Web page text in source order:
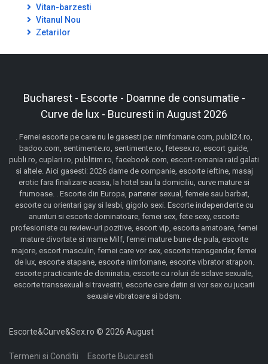
Vitan-barzesti
Vitanul Nou
Zetarilor
Bucharest - Escorte - Doamne de consumatie -
Curve de lux - Bucuresti in August 2026
. Femei escorte pe care nu le gasesti pe: nimfomane.com, publi24.ro,
badoo.com, sentimente.ro, sentimente.ro, fetesex.ro, escort guide,
publi.ro, cuplari.ro, publitim.ro, facebook.com, escort-romania raid galati
si altele. Aici gasesti: 2026 dame de companie, escorte ieftine, masaj
erotic fara finalizare acasa, la hotel sau la domiciliu, curve mature si
frumoase. . Escorte din Europa, partener sexual, femeie sau barbat,
escorte cu orientari gay si lesbi, gigolo sexi. Escorte independente cu
anunturi si escorte dominatoare, femei sex, fete sexy, escorte
profesioniste cu review-uri pozitive, escort vip, escorta amatoare, femei
mature divortate si mame Milf, femei mature bune de pula, escorte
majore, escort masculin, femei care vor sex, escorte transgender, femei
de lux, escorte stapane, escorte nimfomane, escorte vibrator strapon.
escorte practicante de dominatia, escorte cu roluri de sclave sexuale,
escorte transsexuali si travestiti, escorte care detin si vor sex cu jucarii
sexuale vibratoare si bdsm.
Escorte&Curve&Sex.ro © 2026 August
Termeni si Conditii Escorte Bucuresti